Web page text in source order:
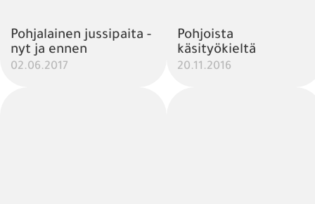
Pohjalainen jussipaita -
nyt ja ennen
02.06.2017
Pohjoista
käsityökieltä
20.11.2016